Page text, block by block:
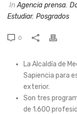
InAgencia prensa,
Estudiar, Posgrados
0
La Alcaldía de
Sapiencia para
exterior.
Son tres
de 1.600